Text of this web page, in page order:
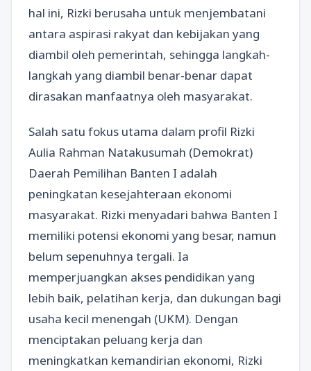
hal ini, Rizki berusaha untuk menjembatani
antara aspirasi rakyat dan kebijakan yang
diambil oleh pemerintah, sehingga langkah-
langkah yang diambil benar-benar dapat
dirasakan manfaatnya oleh masyarakat.
Salah satu fokus utama dalam profil Rizki
Aulia Rahman Natakusumah (Demokrat)
Daerah Pemilihan Banten I adalah
peningkatan kesejahteraan ekonomi
masyarakat. Rizki menyadari bahwa Banten I
memiliki potensi ekonomi yang besar, namun
belum sepenuhnya tergali. Ia
memperjuangkan akses pendidikan yang
lebih baik, pelatihan kerja, dan dukungan bagi
usaha kecil menengah (UKM). Dengan
menciptakan peluang kerja dan
meningkatkan kemandirian ekonomi, Rizki